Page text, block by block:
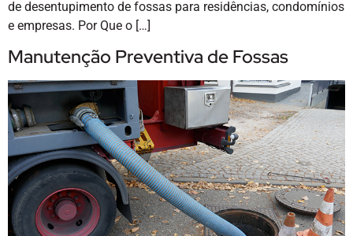
de desentupimento de fossas para residências, condomínios
e empresas. Por Que o […]
Manutenção Preventiva de Fossas